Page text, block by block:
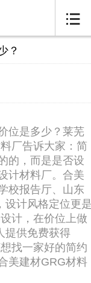

？
位是多少？莱芜
厂告诉大家：简
的，而是是否设
计材料厂。合美
校报告厅、山东
设计风格定位更
计，在价位上做
提供免费获得
找一家好的简约
美建材GRG材料